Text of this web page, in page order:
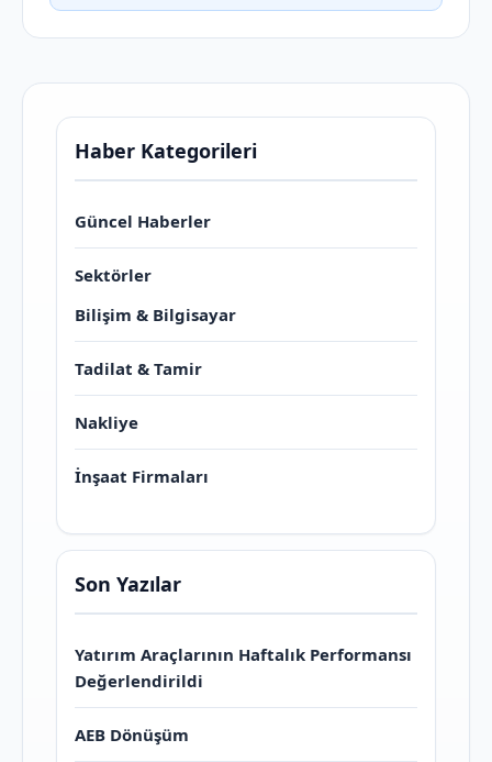
Haber Kategorileri
Güncel Haberler
Sektörler
Bilişim & Bilgisayar
Tadilat & Tamir
Nakliye
İnşaat Firmaları
Son Yazılar
Yatırım Araçlarının Haftalık Performansı
Değerlendirildi
AEB Dönüşüm